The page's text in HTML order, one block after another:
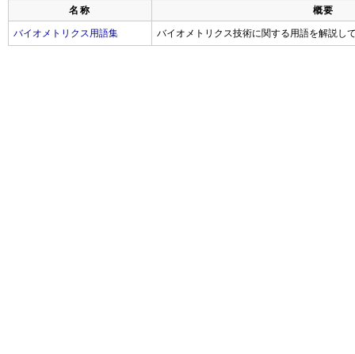
名称 概要
バイオメトリクス用語集 バイオメトリクス技術に関する用語を解説し